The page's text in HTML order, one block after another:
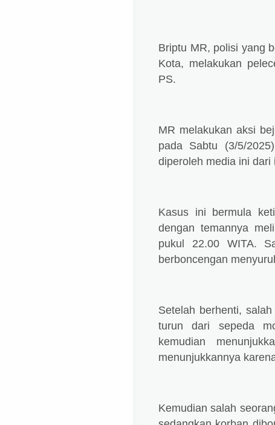
Briptu MR, polisi yang
Kota, melakukan
PS.
MR melakukan aksi
pada Sabtu (3/5/
diperoleh media ini
Kasus ini bermula
dengan temannya
pukul 22.00 WITA.
berboncengan
Setelah berhenti,
turun dari sepeda
kemudian
menunjukkannya
Kemudian salah